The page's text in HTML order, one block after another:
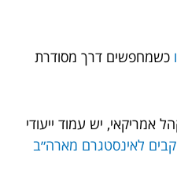
כשמחפשים דרך מסודרת
אמריקאי, יש עמוד ייעודי
לאינסטגרם מארה״ב